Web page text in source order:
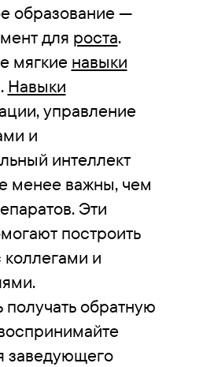
образование —
для роста.
мягкие навыки
Навыки
управление
и
интеллект
менее важны, чем
Эти
построить
и
получать обратную
заведующего